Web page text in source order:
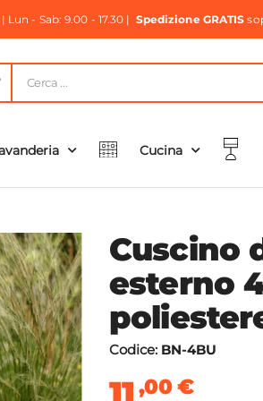
Lun - Sab: 9.00 - 17.30 | Spedizione GRATIS
Cucina
Cuscino
esterno
Codice: BN-4BU
,00€